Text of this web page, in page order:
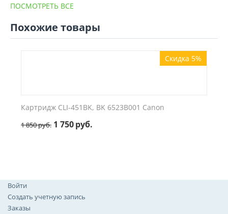
ПОСМОТРЕТЬ ВСЕ
Похожие товары
Скидка 5%
Картридж CLI-451BK, BK 6523B001 Canon
1 850руб. 1 750руб.
Войти
Создать учетную запись
Заказы